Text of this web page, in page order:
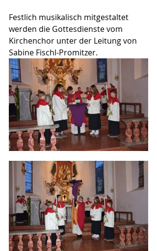
Festlich musikalisch mitgestaltet
werden die Gottesdienste vom
Kirchenchor unter der Leitung von
Sabine Fischl-Promitzer.